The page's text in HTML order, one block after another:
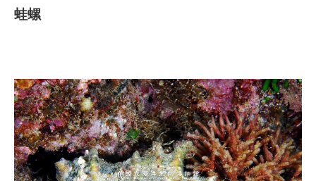
體
檢
像
影
音
音
源
蛙螺